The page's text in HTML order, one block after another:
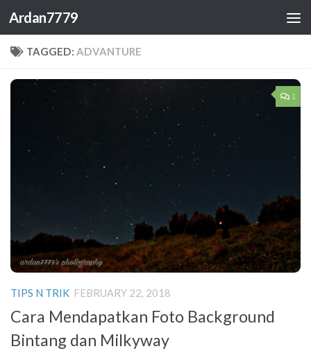
Skip to content
Ardan7779
TAGGED: ADVANTURE
1
TIPS N TRIK FEBRUARY 22, 2018
Cara Mendapatkan Foto Background
Bintang dan Milkyway